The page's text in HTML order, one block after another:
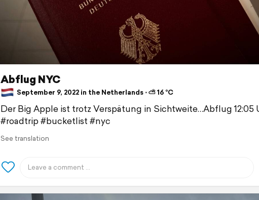
Abflug NYC
September 9, 2022 in the Netherlands ⋅ ⛅ 16 °C
Der Big Apple ist trotz Verspätung in Sichtweite…Abflug 12:05
#roadtrip #bucketlist #nyc
See translation